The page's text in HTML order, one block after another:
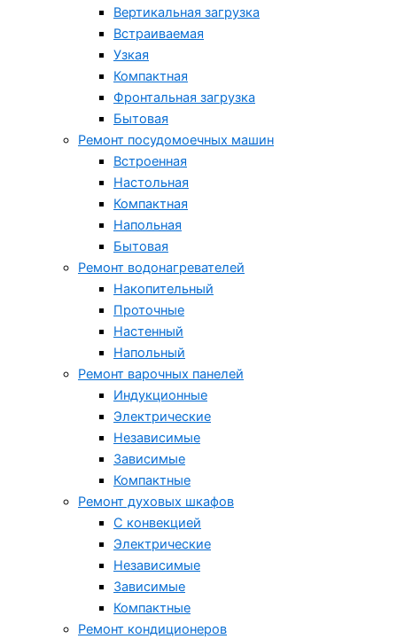
Вертикальная загрузка
Встраиваемая
Узкая
Компактная
Фронтальная загрузка
Бытовая
Ремонт посудомоечных машин
Встроенная
Настольная
Компактная
Напольная
Бытовая
Ремонт водонагревателей
Накопительный
Проточные
Настенный
Напольный
Ремонт варочных панелей
Индукционные
Электрические
Независимые
Зависимые
Компактные
Ремонт духовых шкафов
С конвекцией
Электрические
Независимые
Зависимые
Компактные
Ремонт кондиционеров